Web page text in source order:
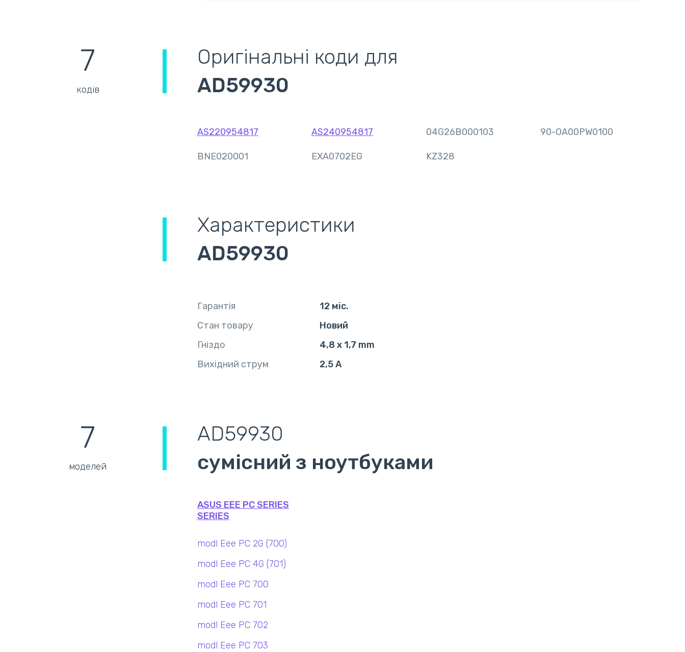
7
кодів
Оригінальні коди для
AD59930
AS220954817 AS240954817 04G26B000103 90-OA00PW0100
BNE020001 EXA0702EG KZ328
Характеристики
AD59930
Гарантія
12 міс.
Стан товару
Новий
Гніздо
4,8 x 1,7 mm
Вихідний струм
2,5 А
7
моделей
AD59930
сумісний з ноутбуками
ASUS EEE PC SERIES
SERIES
modl Eee PC 2G (700)
modl Eee PC 4G (701)
modl Eee PC 700
modl Eee PC 701
modl Eee PC 702
modl Eee PC 703